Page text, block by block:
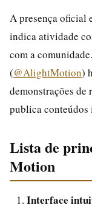
A presença oficial
indica atividade
com a
(@AlightMotion)
demonstrações
publica conteúdos
Lista de
Motion
Interface